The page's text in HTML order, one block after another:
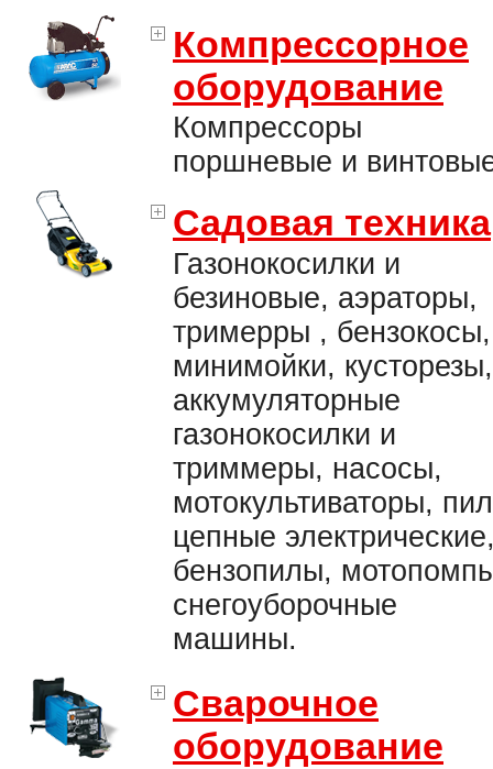
Компрессорное
оборудование
Компрессоры
поршневые и
Садовая техника
Газонокосилки и
безиновые, аэраторы,
тримерры , бензокосы,
минимойки, кусторезы,
аккумуляторные
газонокосилки и
триммеры, насосы,
мотокультиваторы,
цепные
бензопилы,
снегоуборочные
машины.
Сварочное
оборудование